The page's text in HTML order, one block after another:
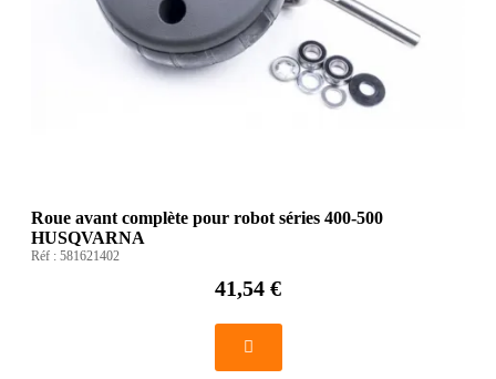
Roue avant complète pour robot séries 400-500
HUSQVARNA
Réf : 581621402
41,54 €